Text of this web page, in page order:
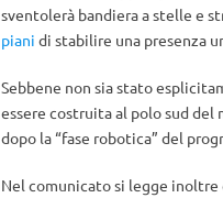
sventolerà bandiera a stelle e
piani di stabilire una presenza
Sebbene non sia stato
essere costruita al polo sud del
dopo la “fase robotica” del
Nel comunicato si legge